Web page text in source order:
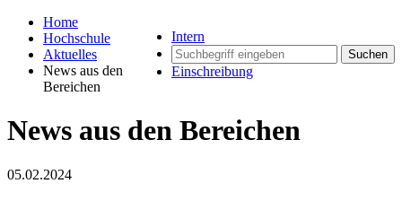
Intern
Suchen
Einschreibung
Home
Hochschule
Aktuelles
News aus den
Bereichen
News aus den Bereichen
05.02.2024